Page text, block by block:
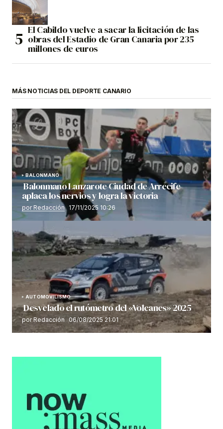
El Cabildo vuelve a sacar la licitación de las
obras del Estadio de Gran Canaria por 235
millones de euros
MÁS NOTICIAS DEL DEPORTE CANARIO
BALONMANO
Balonmano Lanzarote Ciudad de Arrecife
aplaca los nervios y logra la victoria
por Redacción 17/11/2025 10:26
AUTOMOVILISMO
Desvelado el rutómetro del «Volcanes» 2025
por Redacción 06/08/2025 21:01